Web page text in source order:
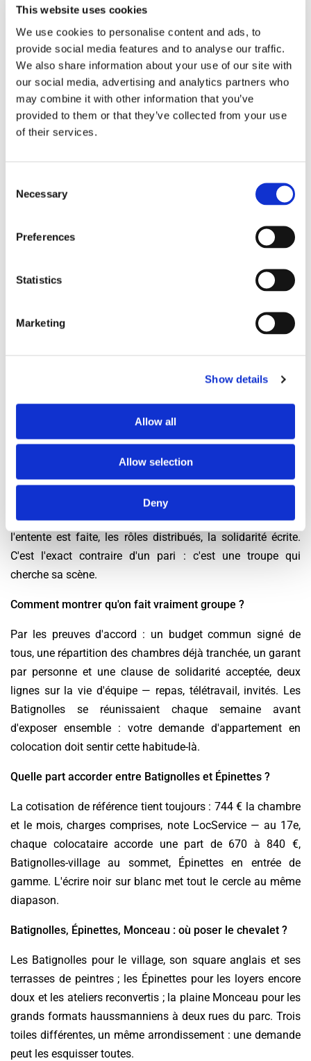
This website uses cookies
We use cookies to personalise content and ads, to
provide social media features and to analyse our traffic.
We also share information about your use of our site with
our social media, advertising and analytics partners who
may combine it with other information that you’ve
provided to them or that they’ve collected from your use
of their services.
Selection
Necessary
Preferences
Statistics
Marketing
Show details
Allow all
Allow selection
Deny
d'aujourd'hui, les groupes s'annoncent au complet : de 1
900 € à 2 450 € par mois, charges comptées séparément,
l'appartement en colocation en trois chambres des
Batignolles aux Épinettes, composition arrêtée et garanties
accordées entre elles. Les voisins reçoivent des formations
comparables : les demandes menées vers le
théâtres.
Propriétaire d'un familial aux Batignolles ou d'un traversant
vers Wagram ? Recevez les demandes comme on regarde
que l'accord du cercle. Les groupes du 17e arrivent
alignés — et chaque colocataire tient son rôle écrit dans le
dossier commun. Un logement où la colocation bienvenue
colocation sans réticence, trouve ici des équipes qui n'ont
Décisif : les bailleurs de l'arrondissement croulent sous les
candidatures individuelles à recomposer, tâche qu'ils
refusent. Le groupe constitué leur épargne le casting —
l'entente est faite, les rôles distribués, la solidarité écrite.
C'est l'exact contraire d'un pari : c'est une troupe qui
cherche sa scène.
Comment montrer qu'on fait vraiment groupe ?
Par les preuves d'accord : un budget commun signé de
tous, une répartition des chambres déjà tranchée, un garant
par personne et une clause de solidarité acceptée, deux
lignes sur la vie d'équipe — repas, télétravail, invités. Les
Batignolles se réunissaient chaque semaine avant
d'exposer ensemble : votre demande d'appartement en
colocation doit sentir cette habitude-là.
Quelle part accorder entre Batignolles et Épinettes ?
La cotisation de référence tient toujours : 744 € la chambre
et le mois, charges comprises, note LocService — au 17e,
chaque colocataire accorde une part de 670 à 840 €,
Batignolles-village au sommet, Épinettes en entrée de
gamme. L'écrire noir sur blanc met tout le cercle au même
diapason.
Batignolles, Épinettes, Monceau : où poser le chevalet ?
Les Batignolles pour le village, son square anglais et ses
terrasses de peintres ; les Épinettes pour les loyers encore
doux et les ateliers reconvertis ; la plaine Monceau pour les
grands formats haussmanniens à deux rues du parc. Trois
toiles différentes, un même arrondissement : une demande
peut les esquisser toutes.